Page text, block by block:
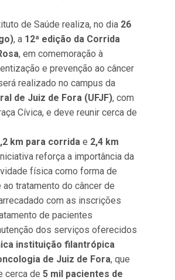
de Saúde realiza, no dia 26
, a 12ª edição da Corrida
, em comemoração à
e prevenção ao câncer
realizado no campus da
de Juiz de Fora (UFJF), com
Cívica, e deve reunir cerca de
km para corrida e 2,4 km
reforça a importância da
física como forma de
tratamento do câncer de
com as inscrições
de pacientes
dos serviços oferecidos
instituição filantrópica
de Juiz de Fora, que
cerca de 5 mil pacientes de